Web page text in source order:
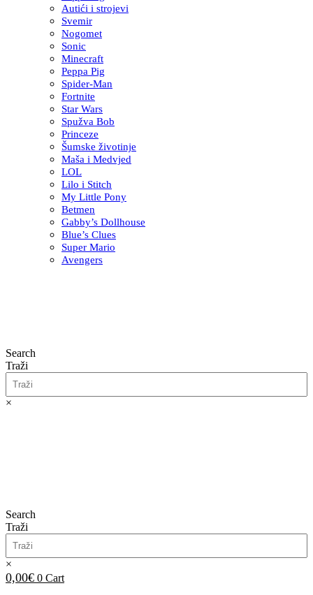
Autići i strojevi
Svemir
Nogomet
Sonic
Minecraft
Peppa Pig
Spider-Man
Fortnite
Star Wars
Spužva Bob
Princeze
Šumske životinje
Maša i Medvjed
LOL
Lilo i Stitch
My Little Pony
Betmen
Gabby’s Dollhouse
Blue’s Clues
Super Mario
Avengers
Search
Traži
×
Search
Traži
×
0,00€ 0 Cart